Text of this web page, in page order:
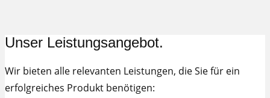
Unser Leistungsangebot.
Wir bieten alle relevanten Leistungen, die Sie für ein
erfolgreiches Produkt benötigen: